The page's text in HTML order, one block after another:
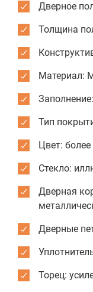
Дверное
Толщина
Материал:
Заполнение:
Тип
Цвет: более
Стекло:
Дверная
Дверные
Торец: